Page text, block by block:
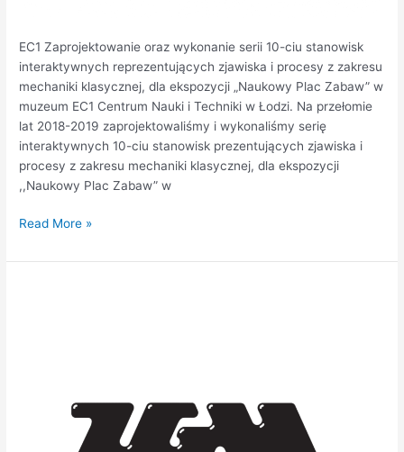
EC1 Zaprojektowanie oraz wykonanie serii 10-ciu stanowisk
interaktywnych reprezentujących zjawiska i procesy z zakresu
mechaniki klasycznej, dla ekspozycji „Naukowy Plac Zabaw” w
muzeum EC1 Centrum Nauki i Techniki w Łodzi. Na przełomie
lat 2018-2019 zaprojektowaliśmy i wykonaliśmy serię
interaktywnych 10-ciu stanowisk prezentujących zjawiska i
procesy z zakresu mechaniki klasycznej, dla ekspozycji
,,Naukowy Plac Zabaw” w
Read More »